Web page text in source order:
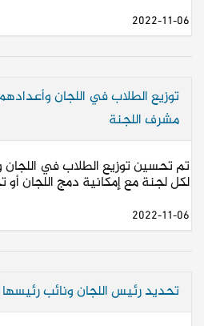
2022-11-06
توزيع الطلاب في اللجان
مشرف اللجنة
تم تحسين توزيع الطلاب في
لكل لجنة مع إمكانية دمج اللجان أو
2022-11-06
تحديد رئيس اللجان ونائب